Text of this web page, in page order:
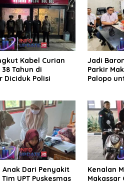
Kabel Curian
38 Tahun di
Diciduk Polisi
Jadi
Parkir
Palopo
Anak Dari Penyakit
UPT Puskesmas
Kenalan
Makassar